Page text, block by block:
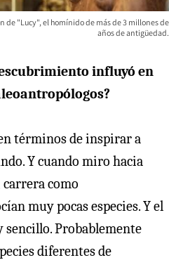
de "Lucy", el homínido de más de 3 millones de
años de antigüedad.
influyó en
términos de inspirar a
Y cuando miro hacia
carrera como
muy pocas especies. Y el
sencillo. Probablemente
diferentes de